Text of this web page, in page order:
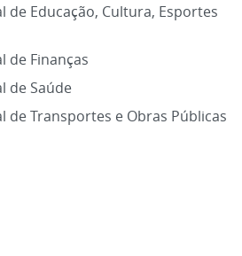
de Educação, Cultura, Esportes
de Finanças
de Saúde
de Transportes e Obras Públicas